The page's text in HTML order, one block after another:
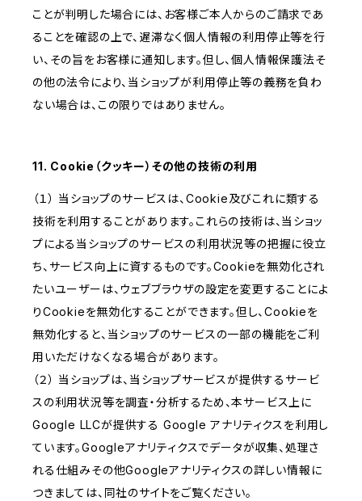
ことが判明した場合には、お客様ご本人からのご請求であ
ることを確認の上で、遅滞なく個人情報の利用停止等を行
い、その旨をお客様に通知します。但し、個人情報保護法そ
の他の法令により、当ショップが利用停止等の義務を負わ
ない場合は、この限りではありません。
11. Cookie（クッキー）その他の技術の利用
（１） 当ショップのサービスは、Cookie及びこれに類する
技術を利用することがあります。これらの技術は、当ショッ
プによる当ショップのサービスの利用状況等の把握に役立
ち、サービス向上に資するものです。Cookieを無効化され
たいユーザーは、ウェブブラウザの設定を変更することによ
りCookieを無効化することができます。但し、Cookieを
無効化すると、当ショップのサービスの一部の機能をご利
用いただけなくなる場合があります。
（２） 当ショップは、当ショップサービスが提供するサービ
スの利用状況等を調査・分析するため、本サービス上に
Google LLCが提供する Google アナリティクスを利用し
ています。Googleアナリティクスでデータが収集、処理さ
れる仕組みその他Googleアナリティクスの詳しい情報に
つきましては、同社のサイトをご覧ください。